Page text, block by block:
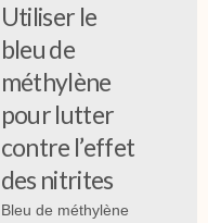
Utiliser le
bleu de
méthylène
pour lutter
contre l’effet
des nitrites
Bleu de méthylène